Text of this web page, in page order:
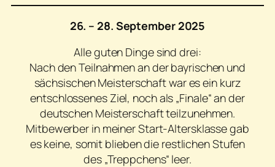
26. – 28. September 2025
Alle guten Dinge sind drei:
Nach den Teilnahmen an der bayrischen und
sächsischen Meisterschaft war es ein kurz
entschlossenes Ziel, noch als „Finale“ an der
deutschen Meisterschaft teilzunehmen.
Mitbewerber in meiner Start-Altersklasse gab
es keine, somit blieben die restlichen Stufen
des „Treppchens“ leer.